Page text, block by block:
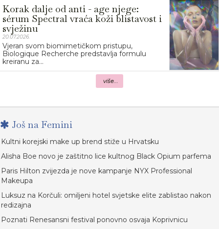
Korak dalje od anti - age njege:
sérum Spectral vraća koži blistavost i
svježinu
20.07.2026.
Vjeran svom biomimetičkom pristupu,
Biologique Recherche predstavlja formulu
kreiranu za...
više...
Još na Femini
Kultni korejski make up brend stiže u Hrvatsku
Alisha Boe novo je zaštitno lice kultnog Black Opium parfema
Paris Hilton zvijezda je nove kampanje NYX Professional
Makeupa
Luksuz na Korčuli: omiljeni hotel svjetske elite zablistao nakon
redizajna
Poznati Renesansni festival ponovno osvaja Koprivnicu